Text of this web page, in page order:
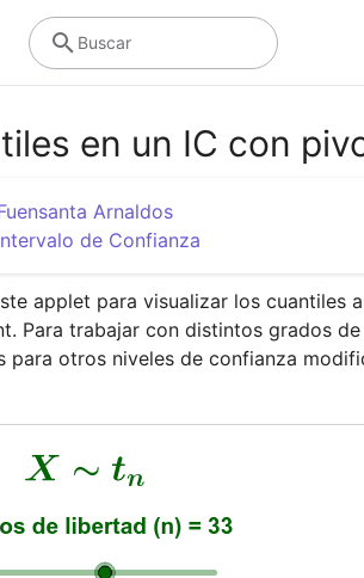
Buscar
en un IC con
Arnaldos
de Confianza
applet para visualizar los cuantiles
Para trabajar con distintos grados
para otros niveles de confianza